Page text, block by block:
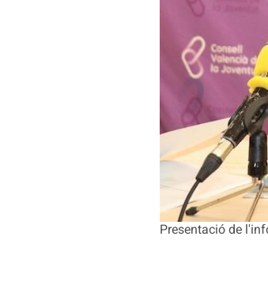
Presentació de